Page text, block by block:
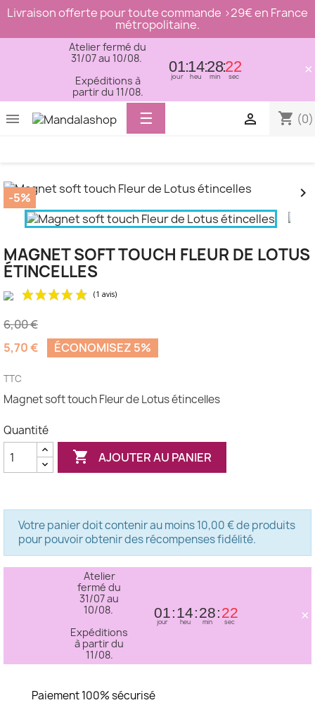
Livraison offerte pour toute commande >29€ en France
métropolitaine.
Atelier fermé du
31/07 au 10/08.
Expéditions à
partir du 11/08.
01
jour
14
heu
28
min
21
sec ×
 shopping_cart (0)

Basculer
la
☰
-5%
 
MAGNET SOFT TOUCH FLEUR DE LOTUS
ÉTINCELLES
(1 avis)
6,00 €
5,70 €
ÉCONOMISEZ 5%
TTC
Magnet soft touch Fleur de Lotus étincelles
Quantité
 AJOUTER AU PANIER
Votre panier doit contenir au moins 10,00 € de produits
pour pouvoir obtenir des récompenses fidélité.
Atelier
fermé du
31/07 au
10/08.
Expéditions
à partir du
11/08.
01
jour
14
heu
28
min
21
sec ×
Paiement 100% sécurisé